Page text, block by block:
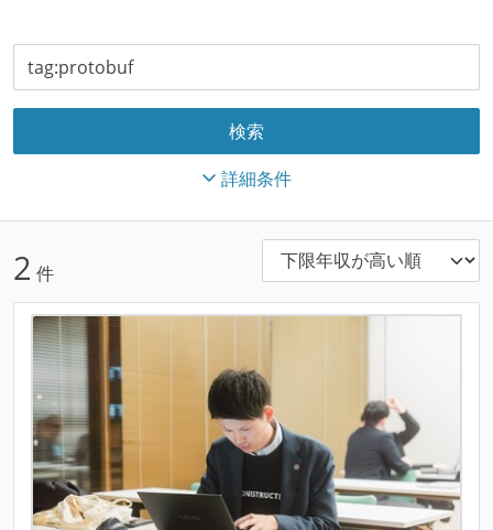
詳細条件
2 件